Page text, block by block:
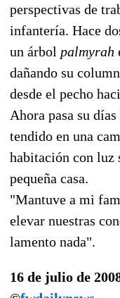
perspectivas de
infantería. Hace
un árbol palmyrah
dañando su
desde el pecho
Ahora pasa su
tendido en una
habitación con luz
pequeña casa.
"Mantuve a mi
elevar nuestras
lamento nada".
16 de julio de